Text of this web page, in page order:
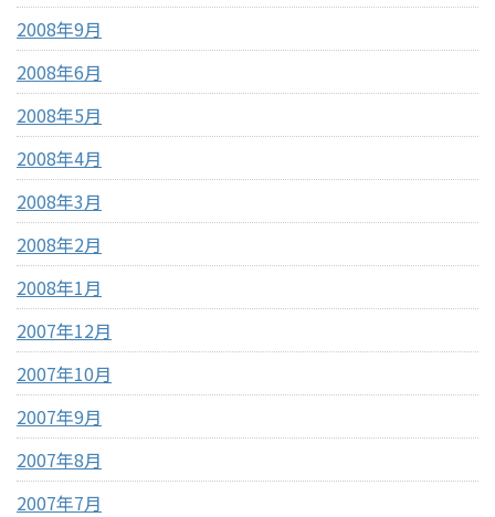
2008年9月
2008年6月
2008年5月
2008年4月
2008年3月
2008年2月
2008年1月
2007年12月
2007年10月
2007年9月
2007年8月
2007年7月